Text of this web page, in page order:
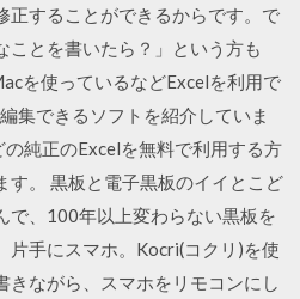
正することができるからです。で
ことを書いたら？」という方も
を使っているなどExcelを利用で
集できるソフトを紹介していま
純正のExcelを無料で利用する方
す。 黒板と電子黒板のイイとこど
で、100年以上変わらない黒板を
片手にスマホ。Kocri(コクリ)を使
ながら、スマホをリモコンにし